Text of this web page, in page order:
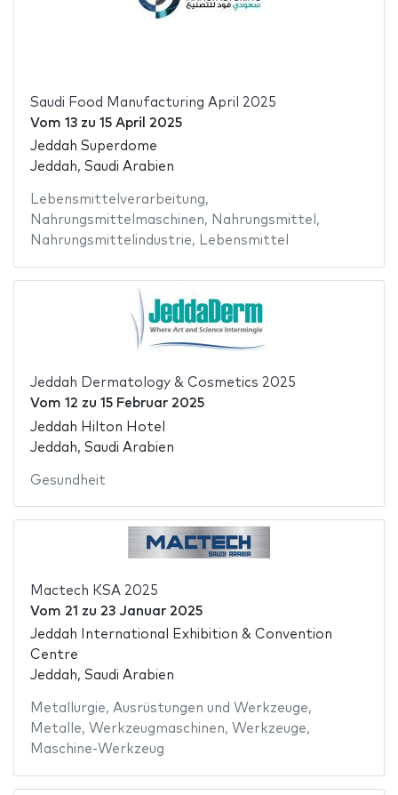
Saudi Food Manufacturing April 2025
Vom 13zu 15 April 2025
Jeddah Superdome
Jeddah, Saudi Arabien
Lebensmittelverarbeitung,
Nahrungsmittelmaschinen, Nahrungsmittel ,
Nahrungsmittelindustrie, Lebensmittel
Jeddah Dermatology & Cosmetics 2025
Vom 12 zu 15 Februar 2025
Jeddah Hilton Hotel
Jeddah, Saudi Arabien
Gesundheit
Mactech KSA 2025
Vom 21 zu 23 Januar 2025
Jeddah International Exhibition & Convention
Centre
Jeddah, Saudi Arabien
Metallurgie, Ausrüstungen und Werkzeuge,
Metalle, Werkzeugmaschinen, Werkzeuge,
Maschine-Werkzeug